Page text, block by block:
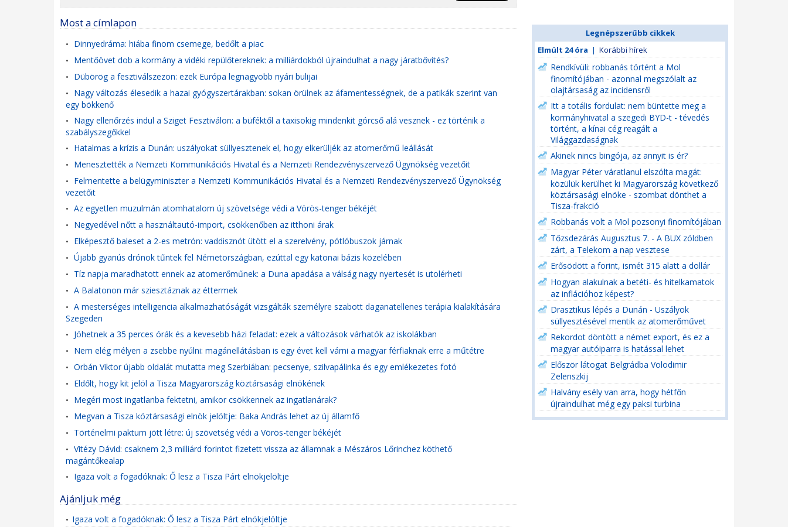
Most a címlapon
• Dinnyedráma: hiába finom csemege, bedőlt a piac
• Mentőövet dob a kormány a vidéki repülőtereknek: a milliárdokból újraindulhat a nagy járatbővítés?
• Dübörög a fesztiválszezon: ezek Európa legnagyobb nyári bulijai
• Nagy változás élesedik a hazai gyógyszertárakban: sokan örülnek az áfamentességnek, de a patikák szerint van
egy bökkenő
• Nagy ellenőrzés indul a Sziget Fesztiválon: a büféktől a taxisokig mindenkit górcső alá vesznek - ez történik a
szabályszegőkkel
• Hatalmas a krízis a Dunán: uszályokat süllyesztenek el, hogy elkerüljék az atomerőmű leállását
• Menesztették a Nemzeti Kommunikációs Hivatal és a Nemzeti Rendezvényszervező Ügynökség vezetőit
• Felmentette a belügyminiszter a Nemzeti Kommunikációs Hivatal és a Nemzeti Rendezvényszervező Ügynökség
vezetőit
• Az egyetlen muzulmán atomhatalom új szövetsége védi a Vörös-tenger békéjét
• Negyedével nőtt a használtautó-import, csökkenőben az itthoni árak
• Elképesztő baleset a 2-es metrón: vaddisznót ütött el a szerelvény, pótlóbuszok járnak
• Újabb gyanús drónok tűntek fel Németországban, ezúttal egy katonai bázis közelében
• Tíz napja maradhatott ennek az atomerőműnek: a Duna apadása a válság nagy nyertesét is utolérheti
• A Balatonon már sziesztáznak az éttermek
• A mesterséges intelligencia alkalmazhatóságát vizsgálták személyre szabott daganatellenes terápia kialakítására
Szegeden
• Jöhetnek a 35 perces órák és a kevesebb házi feladat: ezek a változások várhatók az iskolákban
• Nem elég mélyen a zsebbe nyúlni: magánellátásban is egy évet kell várni a magyar férfiaknak erre a műtétre
• Orbán Viktor újabb oldalát mutatta meg Szerbiában: pecsenye, szilvapálinka és egy emlékezetes fotó
• Eldőlt, hogy kit jelöl a Tisza Magyarország köztársasági elnökének
• Megéri most ingatlanba fektetni, amikor csökkennek az ingatlanárak?
• Megvan a Tisza köztársasági elnök jelöltje: Baka András lehet az új államfő
• Történelmi paktum jött létre: új szövetség védi a Vörös-tenger békéjét
• Vitézy Dávid: csaknem 2,3 milliárd forintot fizetett vissza az államnak a Mészáros Lőrinchez köthető
magántőkealap
• Igaza volt a fogadóknak: Ő lesz a Tisza Párt elnökjelöltje
Ajánljuk még
• Igaza volt a fogadóknak: Ő lesz a Tisza Párt elnökjelöltje
Legnépszerűbb cikkek
Elmúlt 24 óra | Korábbi hírek
Rendkívüli: robbanás történt a Mol
finomítójában - azonnal megszólalt az
olajtársaság az incidensről
Itt a totális fordulat: nem büntette meg a
kormányhivatal a szegedi BYD-t - tévedés
történt, a kínai cég reagált a
Világgazdaságnak
Akinek nincs bingója, az annyit is ér?
Magyar Péter váratlanul elszólta magát:
közülük kerülhet ki Magyarország következő
köztársasági elnöke - szombat dönthet a
Tisza-frakció
Robbanás volt a Mol pozsonyi finomítójában
Tőzsdezárás Augusztus 7. - A BUX zöldben
zárt, a Telekom a nap vesztese
Erősödött a forint, ismét 315 alatt a dollár
Hogyan alakulnak a betéti- és hitelkamatok
az inflációhoz képest?
Drasztikus lépés a Dunán - Uszályok
süllyesztésével mentik az atomerőművet
Rekordot döntött a német export, és ez a
magyar autóiparra is hatással lehet
Először látogat Belgrádba Volodimir
Zelenszkij
Halvány esély van arra, hogy hétfőn
újraindulhat még egy paksi turbina